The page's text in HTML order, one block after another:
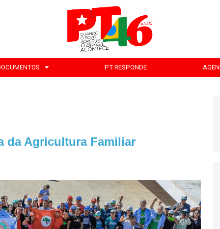
PT RESPONDE
da Agricultura Familiar